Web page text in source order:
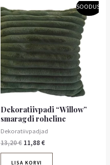
SOODUS!
Dekoratiivpadi “Willow”
smaragdi roheline
Dekoratiivpadjad
13,20€
hind
oli:
13,20 €.
11,88€
hind
on:
11,88 €.
LISA KORVI